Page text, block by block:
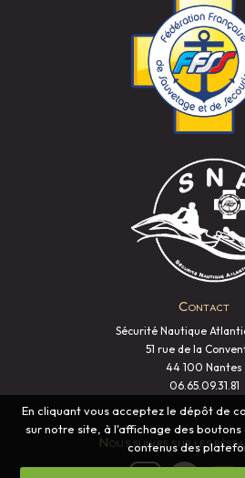
Contact
Sécurité Nautique
51 rue de la
44 100 Nantes
06.65.09.31.81
Nous suivre sur les
En cliquant vous acceptez le dépôt de
sur notre site, à l'affichage des
contenus des